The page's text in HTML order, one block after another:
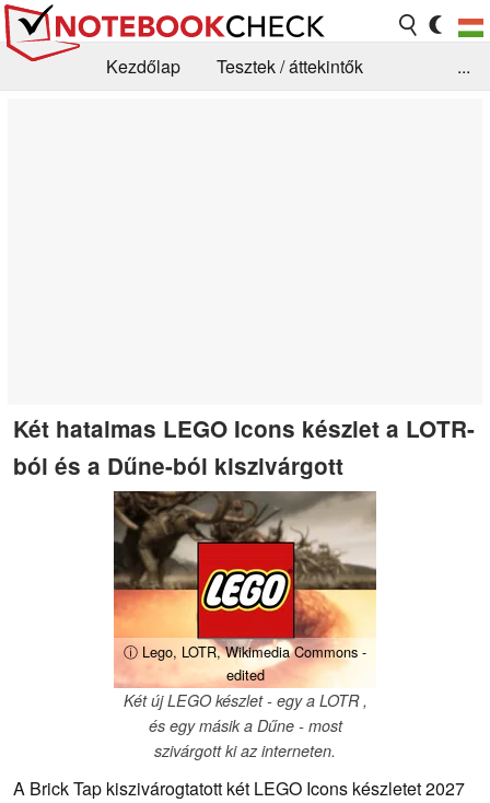
Kezdőlap
Tesztek / áttekintők
...
Két hatalmas LEGO Icons készlet a LOTR-
ból és a Dűne-ból kiszivárgott
ⓘ Lego, LOTR, Wikimedia Commons -
edited
Két új LEGO készlet - egy a LOTR ,
és egy másik a Dűne - most
szivárgott ki az interneten.
A Brick Tap kiszivárogtatott két LEGO Icons készletet 2027